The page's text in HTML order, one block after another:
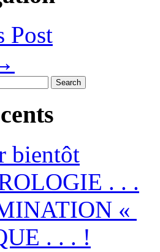
Post
bientôt
. . .
«
. . . !